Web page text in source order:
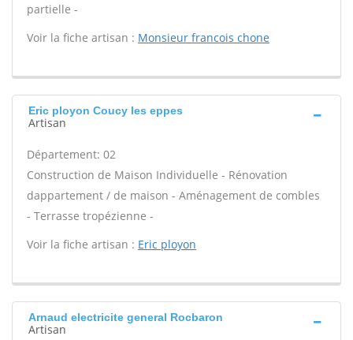
partielle -
Voir la fiche artisan : Monsieur francois chone
Eric ployon Coucy les eppes
Artisan
Département: 02
Construction de Maison Individuelle - Rénovation
dappartement / de maison - Aménagement de combles
- Terrasse tropézienne -
Voir la fiche artisan : Eric ployon
Arnaud electricite general Rocbaron
Artisan